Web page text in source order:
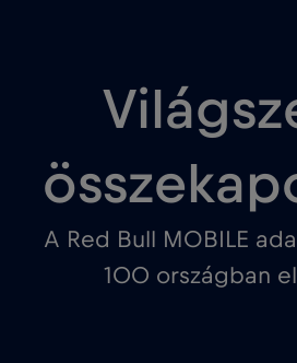
A Red Bull MOBILE
100 országban